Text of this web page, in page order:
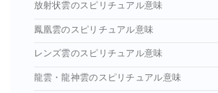
放射状雲のスピリチュアル意味
鳳凰雲のスピリチュアル意味
レンズ雲のスピリチュアル意味
龍雲・龍神雲のスピリチュアル意味